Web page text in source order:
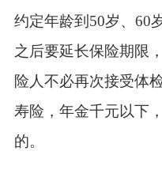
约定年龄到50岁、60
之后要延长保险期限
险人不必再次接受体
寿险，年金千元以下
的。